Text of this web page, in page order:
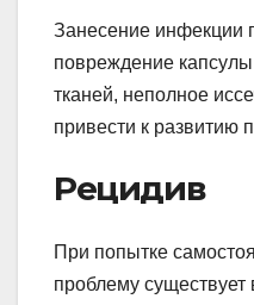
Занесение инфекции
повреждение
тканей, неполное
привести к развитию
Рецидив
При попытке
проблему существует